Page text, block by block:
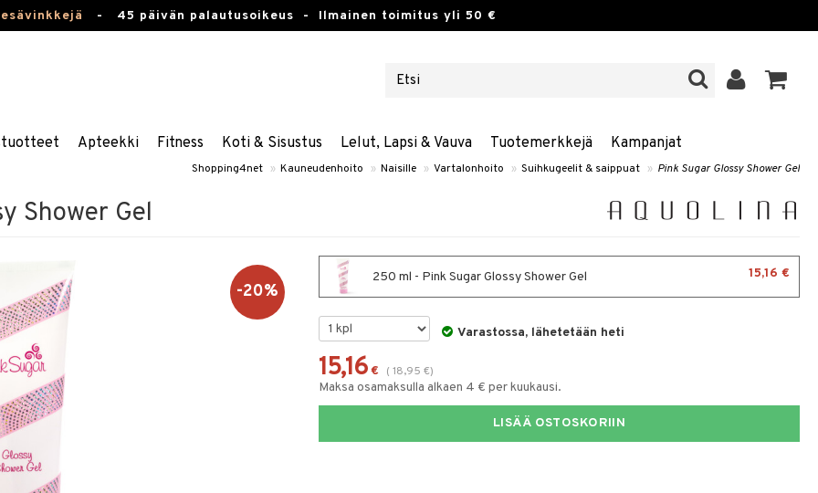
- 45 päivän palautusoikeus - Ilmainen toimitus yli 50 €
Apteekki Fitness Koti & Sisustus Lelut, Lapsi & Vauva Tuotemerkkejä Kampanjat
Shopping4net » Kauneudenhoito » Naisille » Vartalonhoito » Suihkugeelit & saippuat » Pink Sugar Glossy Shower Gel
Shower Gel
-20%
250 ml - Pink Sugar Glossy Shower Gel 15,16 €
Varastossa, lähetetään heti
15,16 € ( 18,95 €)
Maksa osamaksulla alkaen 4 € per kuukausi.
LISÄÄ OSTOSKORIIN